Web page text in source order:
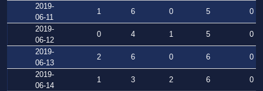
2019-
06-11
1 6 0 5
0
2019-
06-12
0 4 1 5
0
2019-
06-13
2 6 0 6
0
2019-
06-14
1 3 2 6
0